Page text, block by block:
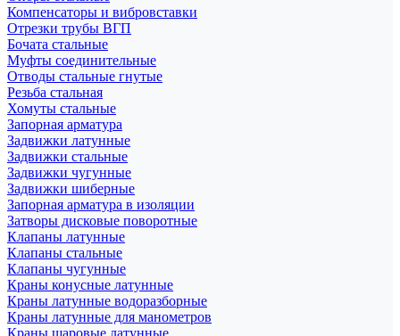
Компенсаторы и вибровставки
Отрезки трубы ВГП
Бочата стальные
Муфты соединительные
Отводы стальные гнутые
Резьба стальная
Хомуты стальные
Запорная арматура
Задвижки латунные
Задвижки стальные
Задвижки чугунные
Задвижки шиберные
Запорная арматура в изоляции
Затворы дисковые поворотные
Клапаны латунные
Клапаны стальные
Клапаны чугунные
Краны конусные латунные
Краны латунные водоразборные
Краны латунные для манометров
Краны шаровые латунные